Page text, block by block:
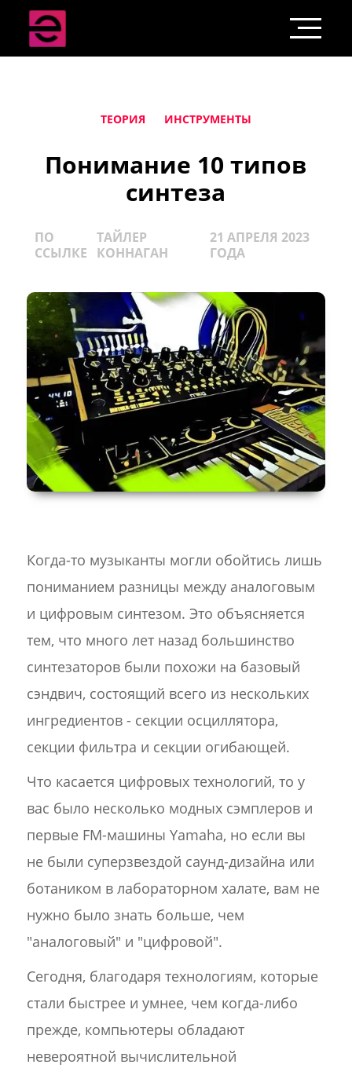
ТЕОРИЯ ИНСТРУМЕНТЫ
Понимание 10 типов
синтеза
ПО
ССЫЛКЕ
ТАЙЛЕР
КОННАГАН
21 АПРЕЛЯ 2023
ГОДА
Когда-то музыканты могли обойтись лишь
пониманием разницы между аналоговым
и цифровым синтезом. Это объясняется
тем, что много лет назад большинство
синтезаторов были похожи на базовый
сэндвич, состоящий всего из нескольких
ингредиентов - секции осциллятора,
секции фильтра и секции огибающей.
Что касается цифровых технологий, то у
вас было несколько модных сэмплеров и
первые FM-машины Yamaha, но если вы
не были суперзвездой саунд-дизайна или
ботаником в лабораторном халате, вам не
нужно было знать больше, чем
"аналоговый" и "цифровой".
Сегодня, благодаря технологиям, которые
стали быстрее и умнее, чем когда-либо
прежде, компьютеры обладают
невероятной вычислительной